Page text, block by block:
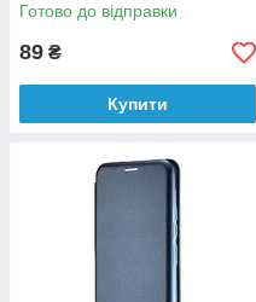
Готово до відправки
89 ₴
Купити